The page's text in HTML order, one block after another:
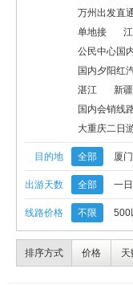
国内产品定金专
奥陶纪二日及以上游
万州出发直
单地接
公民中心国
国内夕阳红
湛江
新疆
国内会销线
大重庆二日
目的地 全部 厦
出游天数 全部 一
线路价格 不限 500
排序方式 价格 天